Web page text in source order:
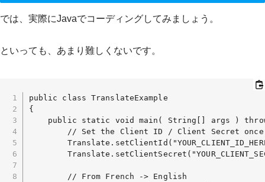
では、実際にJavaでコーディングしてみましょう。
といっても、あまり難しくないです。
public class TranslateExample
{
public static void main( String[] args )
// Set the Client ID / Client Secret
        // From French -> English